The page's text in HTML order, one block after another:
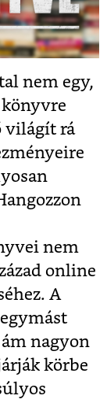
nem egy,
világít rá
nem
online
A
nagyon
körbe